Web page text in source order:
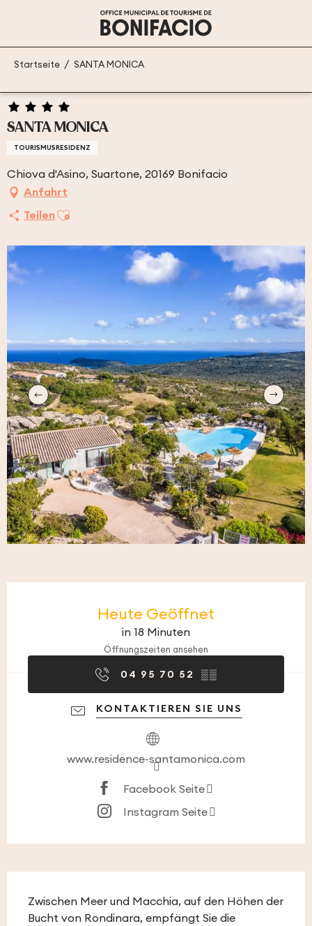
principal
Startseite SANTA MONICA
SANTA MONICA
TOURISMUSRESIDENZ
Chiova d'Asino, Suartone, 20169 Bonifacio
Anfahrt
TeilenAjouter aux favoris
Heute Geöffnet
in 18 Minuten
Öffnungszeiten ansehen
04 95 70 52 ▒▒
KONTAKTIEREN SIE UNS
www.residence-santamonica.com
Facebook Seite
Instagram Seite
Zwischen Meer und Macchia, auf den Höhen der
Bucht von Rondinara, empfängt Sie die